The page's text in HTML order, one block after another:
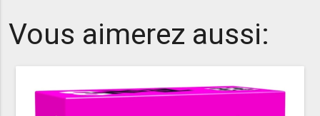
Vous aimerez aussi: